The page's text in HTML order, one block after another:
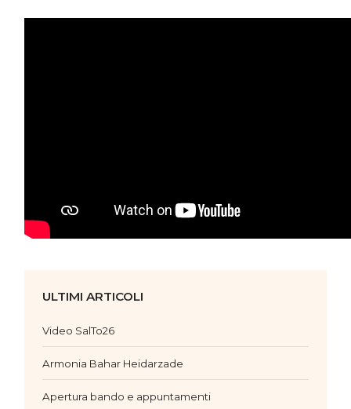
ULTIMI ARTICOLI
Video SalTo26
Armonia Bahar Heidarzade
Apertura bando e appuntamenti